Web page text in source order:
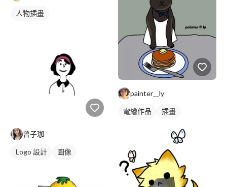
人物插畫
曾子珈
Logo 設計
圖像
painter__ly
電繪作品
插畫